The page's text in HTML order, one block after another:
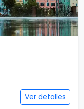
Ver detalles